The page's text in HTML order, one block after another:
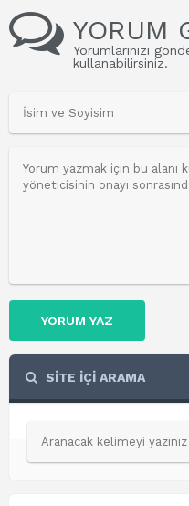
YORUM
Yorumlarınızı
kullanabilirsiniz.
YORUM YAZ
SİTE İÇİ ARAMA